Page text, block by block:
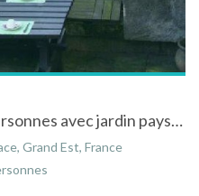
Gîte de caractère pour 4 personnes avec jardin paysagé dans une maison proche de Strasbourg
Grand Est, France